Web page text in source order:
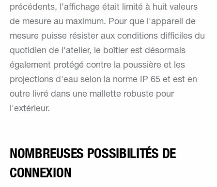
précédents, l'affichage était limité à huit valeurs
de mesure au maximum. Pour que l'appareil de
mesure puisse résister aux conditions difficiles du
quotidien de l'atelier, le boîtier est désormais
également protégé contre la poussière et les
projections d'eau selon la norme IP 65 et est en
outre livré dans une mallette robuste pour
l'extérieur.
NOMBREUSES POSSIBILITÉS DE
CONNEXION